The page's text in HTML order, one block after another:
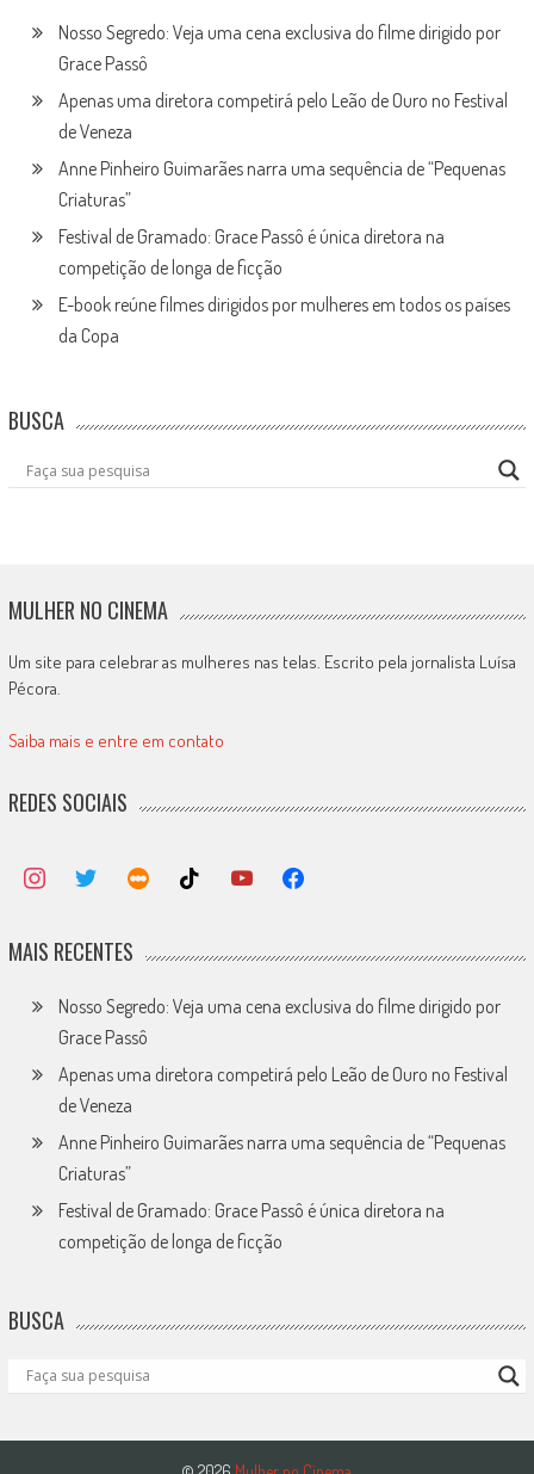
Nosso Segredo: Veja uma cena exclusiva do filme dirigido por
Grace Passô
Apenas uma diretora competirá pelo Leão de Ouro no Festival
de Veneza
Anne Pinheiro Guimarães narra uma sequência de “Pequenas
Criaturas”
Festival de Gramado: Grace Passô é única diretora na
competição de longa de ficção
E-book reúne filmes dirigidos por mulheres em todos os países
da Copa
BUSCA
MULHER NO CINEMA
Um site para celebrar as mulheres nas telas. Escrito pela jornalista Luísa
Pécora.
Saiba mais e entre em contato
REDES SOCIAIS
MAIS RECENTES
Nosso Segredo: Veja uma cena exclusiva do filme dirigido por
Grace Passô
Apenas uma diretora competirá pelo Leão de Ouro no Festival
de Veneza
Anne Pinheiro Guimarães narra uma sequência de “Pequenas
Criaturas”
Festival de Gramado: Grace Passô é única diretora na
competição de longa de ficção
BUSCA